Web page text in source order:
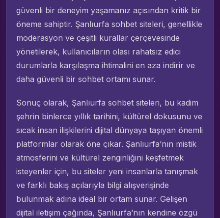
güvenli bir deneyim yaşamanız açısından kritik bir
öneme sahiptir. Şanlıurfa sohbet siteleri, genellikle
moderasyon ve çeşitli kurallar çerçevesinde
yönetilerek, kullanıcıların olası rahatsız edici
durumlarla karşılaşma ihtimalini en aza indirir ve
daha güvenli bir sohbet ortamı sunar.
Sonuç olarak, Şanlıurfa sohbet siteleri, bu kadim
şehrin binlerce yıllık tarihini, kültürel dokusunu ve
sıcak insan ilişkilerini dijital dünyaya taşıyan önemli
platformlar olarak öne çıkar. Şanlıurfa’nın mistik
atmosferini ve kültürel zenginliğini keşfetmek
isteyenler için, bu siteler yeni insanlarla tanışmak
ve farklı bakış açılarıyla bilgi alışverişinde
bulunmak adına ideal bir ortam sunar. Gelişen
dijital iletişim çağında, Şanlıurfa’nın kendine özgü